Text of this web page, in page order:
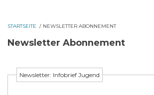
STARTSEITE / NEWSLETTER ABONNEMENT
Newsletter Abonnement
Newsletter: Infobrief Jugend